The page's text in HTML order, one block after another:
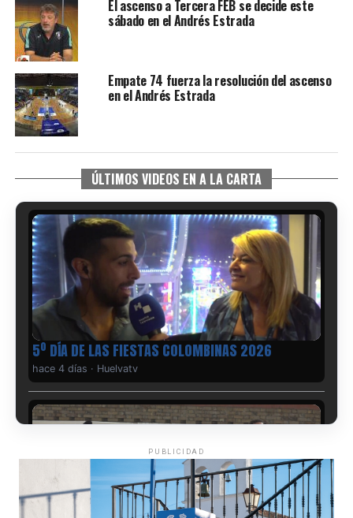
El ascenso a Tercera FEB se decide este
sábado en el Andrés Estrada
Empate 74 fuerza la resolución del ascenso
en el Andrés Estrada
ÚLTIMOS VIDEOS EN A LA CARTA
5º DÍA DE LAS FIESTAS COLOMBINAS 2026
hace 4 días · Huelvatv
PUBLICIDAD